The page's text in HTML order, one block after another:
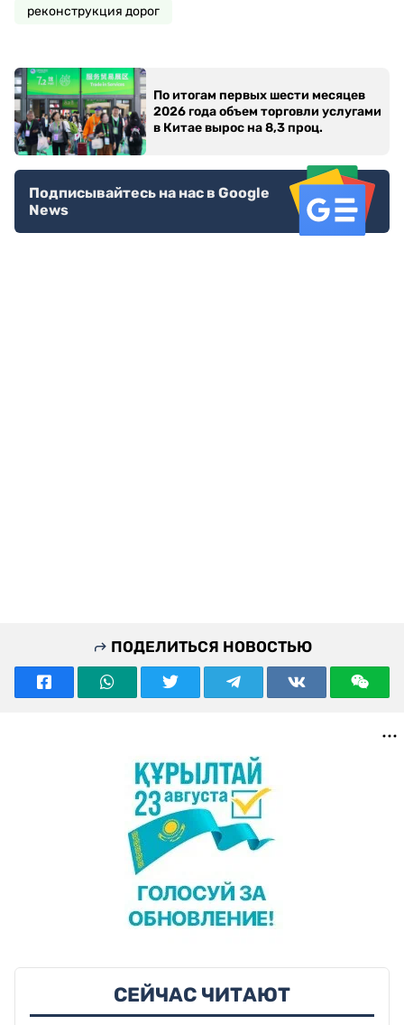
реконструкция дорог
По итогам первых шести месяцев
2026 года объем торговли услугами
в Китае вырос на 8,3 проц.
Подписывайтесь на нас в Google
News
ПОДЕЛИТЬСЯ НОВОСТЬЮ
СЕЙЧАС ЧИТАЮТ